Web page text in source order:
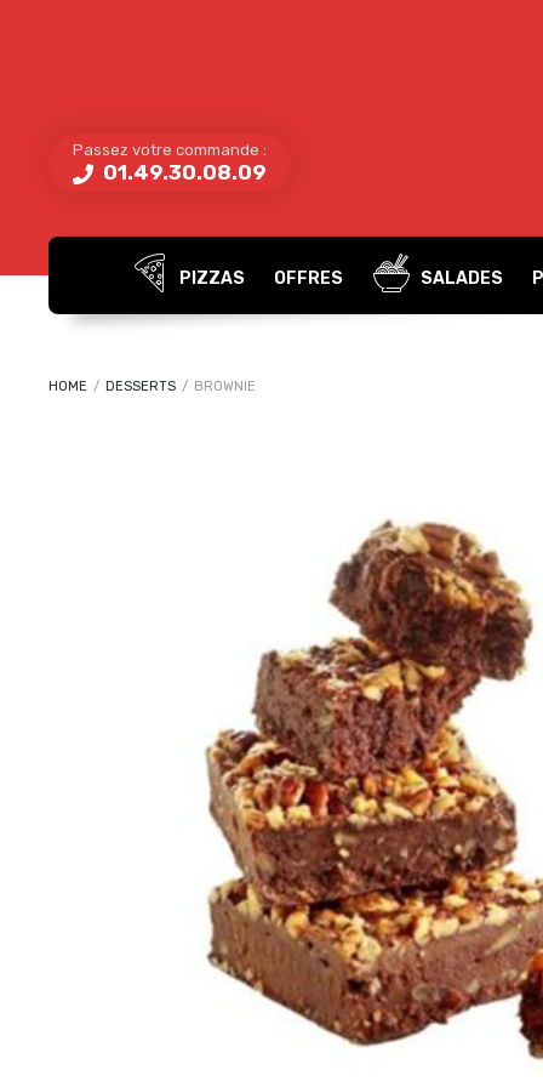
Passez votre commande :
01.49.30.08.09
PIZZAS OFFRES SALADES
HOME / DESSERTS / BROWNIE